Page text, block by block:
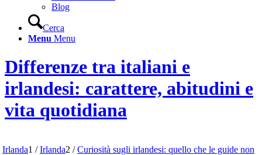
Blog
Cerca
Menu Menu
Differenze tra italiani e
irlandesi: carattere, abitudini e
vita quotidiana
Irlanda1 / Irlanda2 / Curiosità sugli irlandesi: quello che le guide non